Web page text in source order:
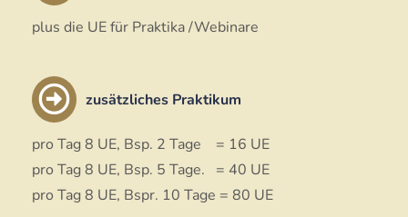
plus die UE für Praktika /Webinare
zusätzliches Praktikum
pro Tag 8 UE, Bsp. 2 Tage = 16 UE
pro Tag 8 UE, Bsp. 5 Tage. = 40 UE
pro Tag 8 UE, Bspr. 10 Tage = 80 UE